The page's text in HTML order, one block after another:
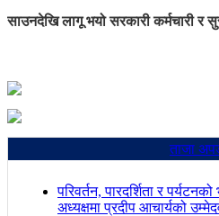
साउनदेखि लागू भयो सरकारी कर्मचारी र
ताजा
परिवर्तन, पारदर्शिता र
अध्यक्षमा प्रदीप आचार्यको